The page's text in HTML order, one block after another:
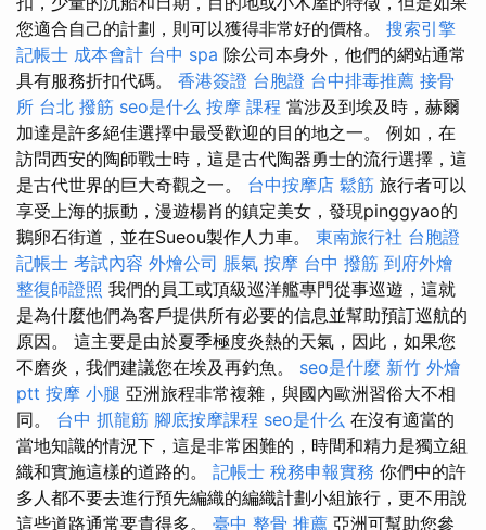
您適合自己的計劃，則可以獲得非常好的價格。 搜索引擎
記帳士 成本會計 台中 spa 除公司本身外，他們的網站通常
具有服務折扣代碼。 香港簽證 台胞證 台中排毒推薦 接骨
所 台北 撥筋 seo是什么 按摩 課程 當涉及到埃及時，赫爾
加達是許多絕佳選擇中最受歡迎的目的地之一。 例如，在
訪問西安的陶師戰士時，這是古代陶器勇士的流行選擇，這
是古代世界的巨大奇觀之一。 台中按摩店 鬆筋 旅行者可以
享受上海的振動，漫遊楊肖的鎮定美女，發現pinggyao的
鵝卵石街道，並在Sueou製作人力車。 東南旅行社 台胞證
記帳士 考試內容 外燴公司 脹氣 按摩 台中 撥筋 到府外燴
整復師證照 我們的員工或頂級巡洋艦專門從事巡遊，這就
是為什麼他們為客戶提供所有必要的信息並幫助預訂巡航的
原因。 這主要是由於夏季極度炎熱的天氣，因此，如果您
不磨炎，我們建議您在埃及再釣魚。 seo是什麼 新竹 外燴
ptt 按摩 小腿 亞洲旅程非常複雜，與國內歐洲習俗大不相
同。 台中 抓龍筋 腳底按摩課程 seo是什么 在沒有適當的
當地知識的情況下，這是非常困難的，時間和精力是獨立組
織和實施這樣的道路的。 記帳士 稅務申報實務 你們中的許
多人都不要去進行預先編織的編織計劃小組旅行，更不用說
這些道路通常要貴得多。 臺中 整骨 推薦 亞洲可幫助您參